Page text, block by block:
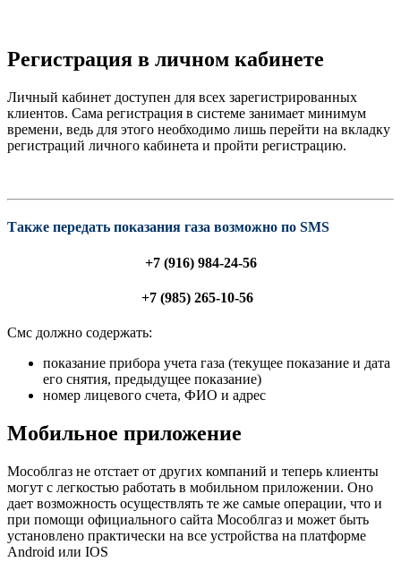
Регистрация в личном кабинете
Личный кабинет доступен для всех зарегистрированных
клиентов. Сама регистрация в системе занимает минимум
времени, ведь для этого необходимо лишь перейти на вкладку
регистраций личного кабинета и пройти регистрацию.
Также передать показания газа возможно по SMS
+7 (916) 984-24-56
+7 (985) 265-10-56
Смс должно содержать:
показание прибора учета газа (текущее показание и дата
его снятия, предыдущее показание)
номер лицевого счета, ФИО и адрес
Мобильное приложение
Мособлгаз не отстает от других компаний и теперь клиенты
могут с легкостью работать в мобильном приложении. Оно
дает возможность осуществлять те же самые операции, что и
при помощи официального сайта Мособлгаз и может быть
установлено практически на все устройства на платформе
Android или IOS